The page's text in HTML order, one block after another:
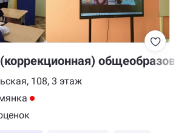
108, 3 этаж